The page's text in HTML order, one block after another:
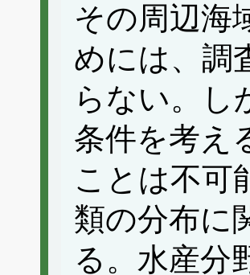
その周辺海
めには、調
らない。し
条件を考え
ことは不可
類の分布に
る。水産分